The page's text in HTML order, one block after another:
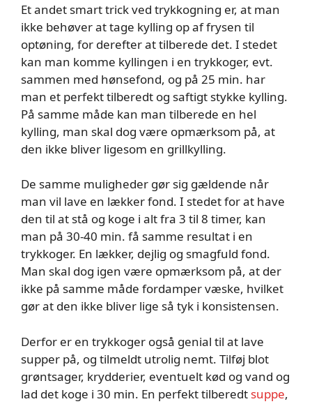
Et andet smart trick ved trykkogning er, at man
ikke behøver at tage kylling op af frysen til
optøning, for derefter at tilberede det. I stedet
kan man komme kyllingen i en trykkoger, evt.
sammen med hønsefond, og på 25 min. har
man et perfekt tilberedt og saftigt stykke kylling.
På samme måde kan man tilberede en hel
kylling, man skal dog være opmærksom på, at
den ikke bliver ligesom en grillkylling.
De samme muligheder gør sig gældende når
man vil lave en lækker fond. I stedet for at have
den til at stå og koge i alt fra 3 til 8 timer, kan
man på 30-40 min. få samme resultat i en
trykkoger. En lækker, dejlig og smagfuld fond.
Man skal dog igen være opmærksom på, at der
ikke på samme måde fordamper væske, hvilket
gør at den ikke bliver lige så tyk i konsistensen.
Derfor er en trykkoger også genial til at lave
supper på, og tilmeldt utrolig nemt. Tilføj blot
grøntsager, krydderier, eventuelt kød og vand og
lad det koge i 30 min. En perfekt tilberedt suppe,